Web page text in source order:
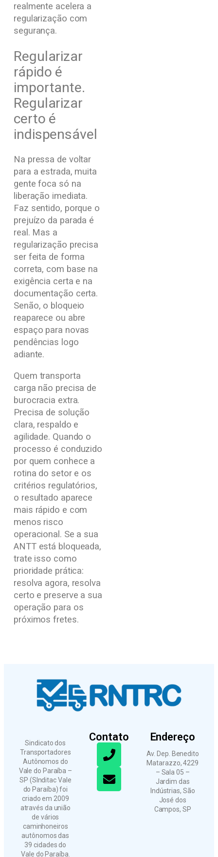
realmente acelera a
regularização com
segurança.
Regularizar
rápido é
importante.
Regularizar
certo é
indispensável
Na pressa de voltar
para a estrada, muita
gente foca só na
liberação imediata.
Faz sentido, porque o
prejuízo da parada é
real. Mas a
regularização precisa
ser feita de forma
correta, com base na
exigência certa e na
documentação certa.
Senão, o bloqueio
reaparece ou abre
espaço para novas
pendências logo
adiante.
Quem transporta
carga não precisa de
burocracia extra.
Precisa de solução
clara, respaldo e
agilidade. Quando o
processo é conduzido
por quem conhece a
rotina do setor e os
critérios regulatórios,
o resultado aparece
mais rápido e com
menos risco
operacional. Se a sua
ANTT está bloqueada,
trate isso como
prioridade prática:
resolva agora, resolva
certo e preserve a sua
operação para os
próximos fretes.
Sindicato dos
Transportadores
Autônomos do
Vale do Paraíba –
SP (SInditac Vale
do Paraíba) foi
criado em 2009
através da união
de vários
caminhoneiros
autônomos das
39 cidades do
Vale do Paraíba.
Contato Endereço
Av. Dep. Benedito
Matarazzo, 4229
– Sala 05 –
Jardim das
Indústrias, São
José dos
Campos, SP